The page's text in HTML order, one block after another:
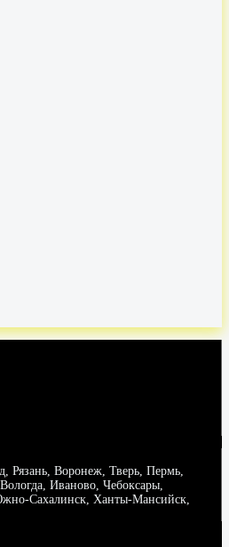
Рязань, Воронеж, Тверь, Пермь,
Иваново, Чебоксары,
Сахалинск, Ханты-Мансийск,